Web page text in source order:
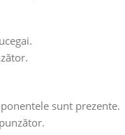
sunt prezente.